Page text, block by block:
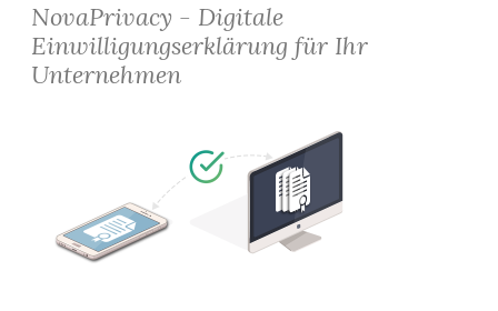
NovaPrivacy - Digitale
Einwilligungserklärung für Ihr
Unternehmen